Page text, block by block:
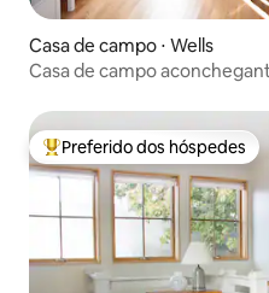
Casa de campo ⋅ Wells
Casa de campo
Entre os melhores preferidos
Preferido dos hóspedes